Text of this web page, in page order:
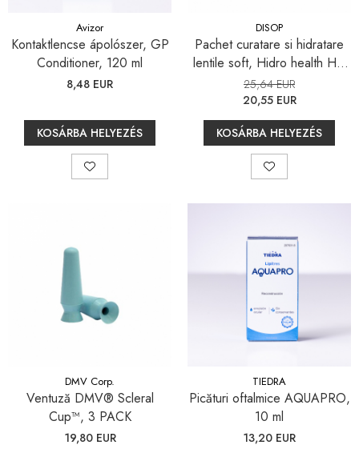
Avizor
Kontaktlencse ápolószer, GP
Conditioner, 120 ml
8,48 EUR
KOSÁRBA HELYEZÉS
DISOP
Pachet curatare si hidratare
lentile soft, Hidro health HA
360ml, Hidro Health HA 100
ml, Hidro Health DD 15 ml
25,64 EUR
20,55 EUR
KOSÁRBA HELYEZÉS
DMV Corp.
Ventuză DMV® Scleral
Cup™, 3 PACK
19,80 EUR
TIEDRA
Picături oftalmice AQUAPRO,
10 ml
13,20 EUR